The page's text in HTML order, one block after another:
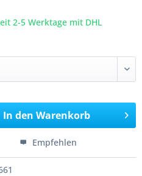
2-5 Werktage mit DHL
In den Warenkorb
Empfehlen